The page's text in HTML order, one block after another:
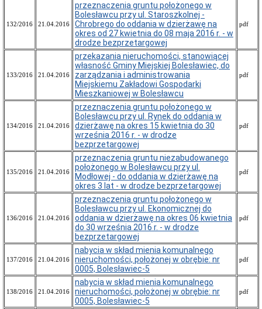
Podatki
opłaty
Jednostki
Komunalne
kultury
spółki
Miejskiej
132/2016 21.04.2016
przeznaczenia gruntu położonego w
Bolesławcu przy ul. Staroszkolnej -
Chrobrego do oddania w dzierżawę na
okres od 27 kwietnia do 08 maja 2016 r. - w
drodze bezprzetargowej
pdf
133/2016 21.04.2016
przekazania nieruchomości, stanowiącej
własność Gminy Miejskiej Bolesławiec, do
zarządzania i administrowania
Miejskiemu Zakładowi Gospodarki
Mieszkaniowej w Bolesławcu
pdf
134/2016 21.04.2016
przeznaczenia gruntu położonego w
Bolesławcu przy ul. Rynek do oddania w
dzierżawę na okres 15 kwietnia do 30
września 2016 r. - w drodze
bezprzetargowej
pdf
135/2016 21.04.2016
przeznaczenia gruntu niezabudowanego
położonego w Bolesławcu przy ul.
Modłowej - do oddania w dzierżawę na
okres 3 lat - w drodze bezprzetargowej
pdf
136/2016 21.04.2016
przeznaczenia gruntu położonego w
Bolesławcu przy ul. Ekonomicznej do
oddania w dzierżawę na okres 06 kwietnia
do 30 września 2016 r. - w drodze
bezprzetargowej
pdf
137/2016 21.04.2016
nabycia w skład mienia komunalnego
nieruchomości, położonej w obrębie: nr
0005, Bolesławiec-5
pdf
138/2016 21.04.2016
nabycia w skład mienia komunalnego
nieruchomości, położonej w obrębie: nr
0005, Bolesławiec-5
pdf